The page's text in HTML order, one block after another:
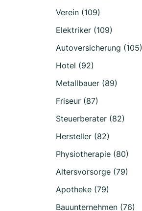
Verein (109)
Elektriker (109)
Autoversicherung (105)
Hotel (92)
Metallbauer (89)
Friseur (87)
Steuerberater (82)
Hersteller (82)
Physiotherapie (80)
Altersvorsorge (79)
Apotheke (79)
Bauunternehmen (76)